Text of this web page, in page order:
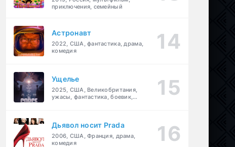
приключения, семейный
Астронавт
2022, США, фантастика, драма,
комедия
Ущелье
2025, США, Великобритания,
ужасы, фантастика, боевик,
Дьявол носит Prada
2006, США, Франция, драма,
комедия